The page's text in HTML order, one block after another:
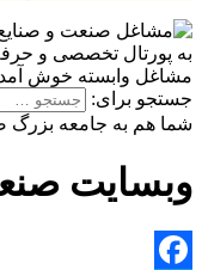
به پورتال تخصصی و
مشاغل وابسته خوش
جستجو برای:
شما هم به جامعه بزرگ
وبسایت